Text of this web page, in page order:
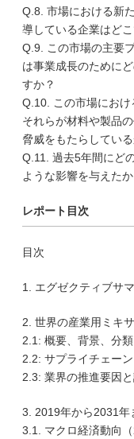
Q.8. 市場における新
導している企業はど
Q.9. この市場の主要
は事業成長のために
すか？
Q.10. この市場におけ
それらが材料や製品
脅威をもたらしている
Q.11. 過去5年間にど
ような影響を与えたか
レポート目次
目次
1. エグゼクティブサ
2. 世界の産業用ミキ
2.1: 概要、背景、分類
2.2: サプライチェーン
2.3: 業界の推進要因
3. 2019年から2031年
3.1. マクロ経済動向